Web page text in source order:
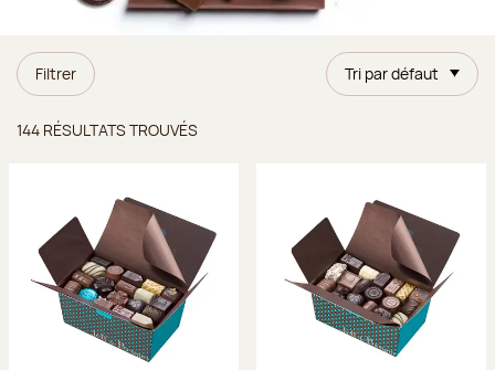
Filtrer Tri par défaut
144 RÉSULTATS TROUVÉS